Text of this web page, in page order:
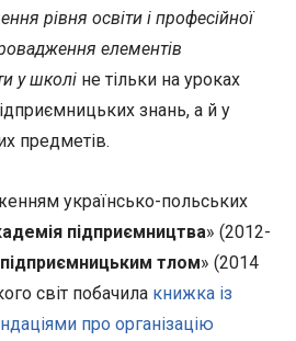
рівня освіти і професійної
елементів
у школі не тільки на уроках
знань, а й у
предметів.
українсько-польських
підприємництва» (2012-
тлом» (2014
світ побачила книжка із
про організацію